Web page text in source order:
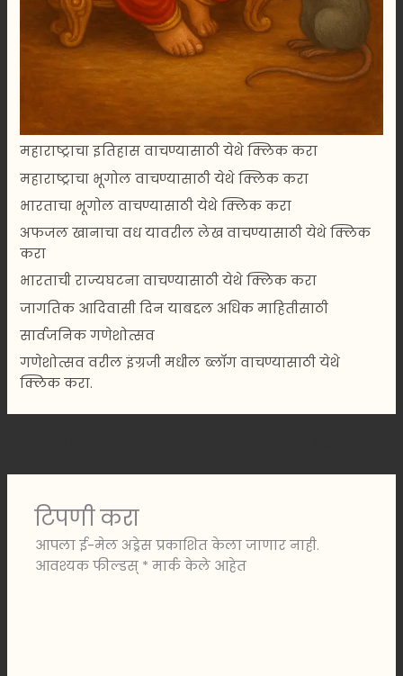
महाराष्ट्राचा इतिहास वाचण्यासाठी येथे क्लिक करा
महाराष्ट्राचा भूगोल वाचण्यासाठी येथे क्लिक करा
भारताचा भूगोल वाचण्यासाठी येथे क्लिक करा
अफजल खानाचा वध यावरील लेख वाचण्यासाठी येथे क्लिक
करा
भारताची राज्यघटना वाचण्यासाठी येथे क्लिक करा
जागतिक आदिवासी दिन याबद्दल अधिक माहितीसाठी
सार्वजनिक गणेशोत्सव
गणेशोत्सव वरील इंग्रजी मधील ब्लॉग वाचण्यासाठी येथे
क्लिक करा.
टिपणी करा
आपला ई-मेल अड्रेस प्रकाशित केला जाणार नाही.
आवश्यक फील्डस् * मार्क केले आहेत